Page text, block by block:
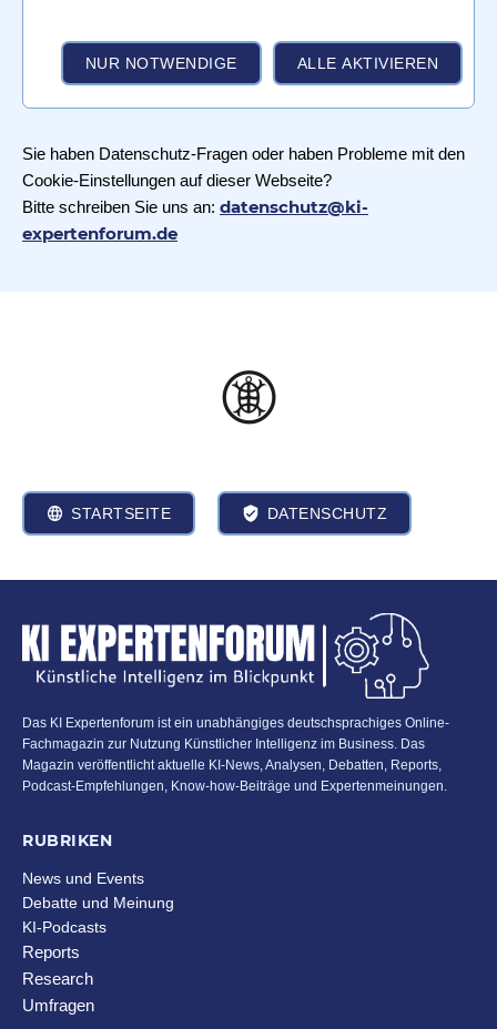
NUR NOTWENDIGE ALLE AKTIVIEREN
Sie haben Datenschutz-Fragen oder haben Probleme mit den
Cookie-Einstellungen auf dieser Webseite?
Bitte schreiben Sie uns an: datenschutz@ki-
expertenforum.de
STARTSEITE DATENSCHUTZ
Das KI Expertenforum ist ein unabhängiges deutschsprachiges Online-
Fachmagazin zur Nutzung Künstlicher Intelligenz im Business. Das
Magazin veröffentlicht aktuelle KI-News, Analysen, Debatten, Reports,
Podcast-Empfehlungen, Know-how-Beiträge und Expertenmeinungen.
RUBRIKEN
News und Events
Debatte und Meinung
KI-Podcasts
Reports
Research
Umfragen